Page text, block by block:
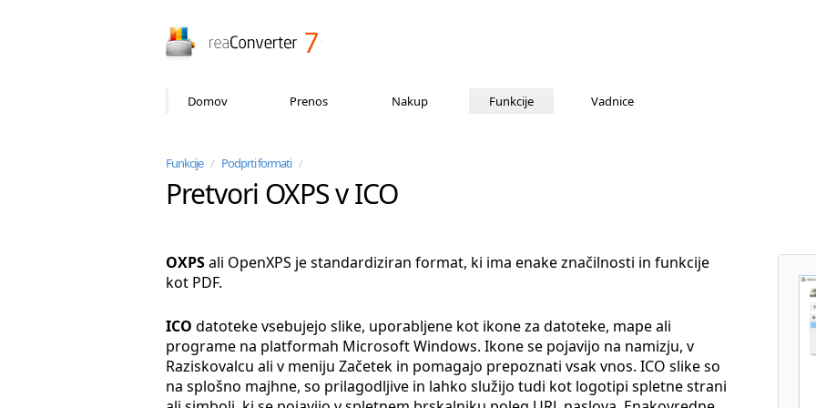
Domov Prenos Nakup Funkcije Vadnice
Funkcije / Podprti formati /
Pretvori OXPS v ICO
OXPSali OpenXPS je standardiziran format, ki ima enake značilnosti in funkcije
kot PDF.
ICO datoteke vsebujejo slike, uporabljene kot ikone za datoteke, mape ali
programe na platformah Microsoft Windows. Ikone se pojavijo na namizju, v
Raziskovalcu ali v meniju Začetek in pomagajo prepoznati vsak vnos. ICO slike so
na splošno majhne, so prilagodljive in lahko služijo tudi kot logotipi spletne strani